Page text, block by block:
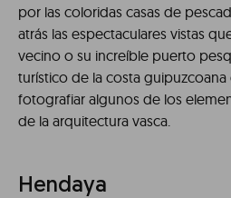
por las coloridas casas de
atrás las espectaculares vistas
vecino o su increíble puerto
turístico de la costa
fotografiar algunos de los
de la arquitectura vasca.
Hendaya